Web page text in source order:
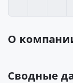
О
Сводные